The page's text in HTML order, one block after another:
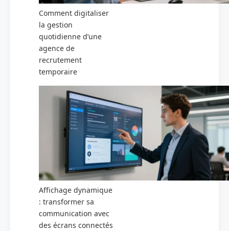
Comment digitaliser
la gestion
quotidienne d’une
agence de
recrutement
temporaire
Affichage dynamique
: transformer sa
communication avec
des écrans connectés